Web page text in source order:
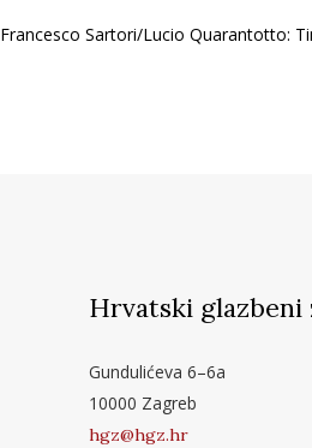
Francesco Sartori/Lucio Quarantotto:
Hrvatski glazbeni
Gundulićeva 6–6a
10000 Zagreb
hgz@hgz.hr